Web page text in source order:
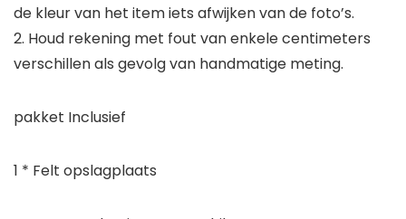
de kleur van het item iets afwijken van de foto’s.
2. Houd rekening met fout van enkele centimeters
verschillen als gevolg van handmatige meting.
pakket Inclusief
1 * Felt opslagplaats